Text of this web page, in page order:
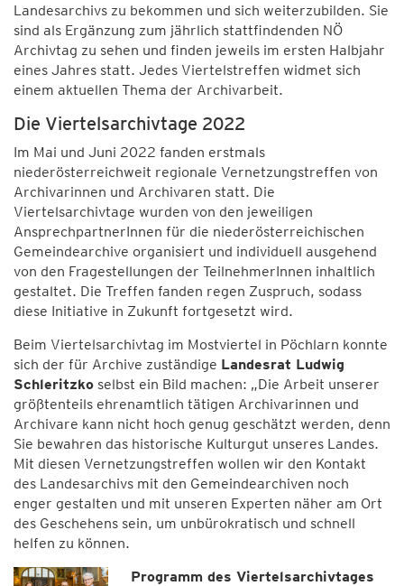
Landesarchivs zu bekommen und sich weiterzubilden. Sie
sind als Ergänzung zum jährlich stattfindenden NÖ
Archivtag zu sehen und finden jeweils im ersten Halbjahr
eines Jahres statt. Jedes Viertelstreffen widmet sich
einem aktuellen Thema der Archivarbeit.
Die Viertelsarchivtage 2022
Im Mai und Juni 2022 fanden erstmals
niederösterreichweit regionale Vernetzungstreffen von
Archivarinnen und Archivaren statt. Die
Viertelsarchivtage wurden von den jeweiligen
AnsprechpartnerInnen für die niederösterreichischen
Gemeindearchive organisiert und individuell ausgehend
von den Fragestellungen der TeilnehmerInnen inhaltlich
gestaltet. Die Treffen fanden regen Zuspruch, sodass
diese Initiative in Zukunft fortgesetzt wird.
Beim Viertelsarchivtag im Mostviertel in Pöchlarn konnte
sich der für Archive zuständige Landesrat Ludwig
Schleritzko selbst ein Bild machen: „Die Arbeit unserer
größtenteils ehrenamtlich tätigen Archivarinnen und
Archivare kann nicht hoch genug geschätzt werden, denn
Sie bewahren das historische Kulturgut unseres Landes.
Mit diesen Vernetzungstreffen wollen wir den Kontakt
des Landesarchivs mit den Gemeindearchiven noch
enger gestalten und mit unseren Experten näher am Ort
des Geschehens sein, um unbürokratisch und schnell
helfen zu können.
Programm des Viertelsarchivtages